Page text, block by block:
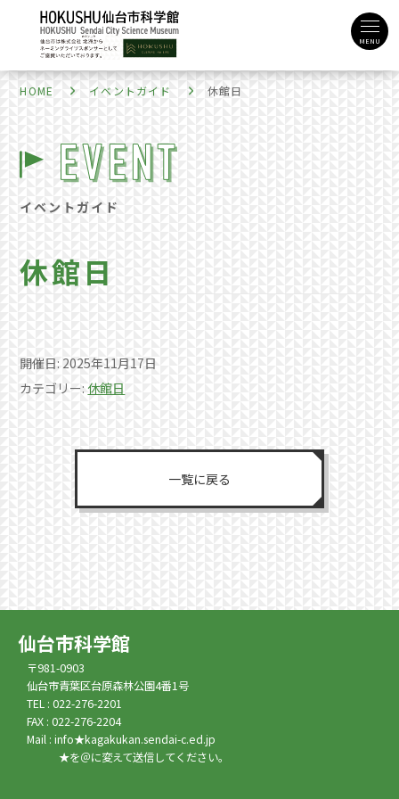
MENU
HOME イベントガイド 休館日
イベントガイド
休館日
開催日: 2025年11月17日
カテゴリー: 休館日
一覧に戻る
仙台市科学館
〒981-0903
仙台市青葉区台原森林公園4番1号
TEL : 022-276-2201
FAX : 022-276-2204
Mail : info★kagakukan.sendai-c.ed.jp
★を＠に変えて送信してください。